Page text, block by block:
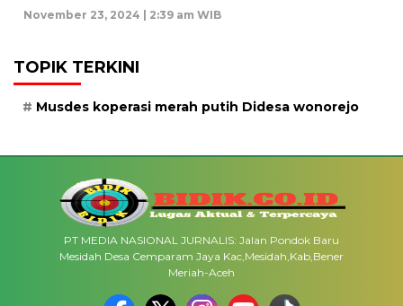
November 23, 2024 | 2:39 am WIB
TOPIK TERKINI
Musdes koperasi merah putih Didesa wonorejo
PT MEDIA NASIONAL JURNALIS: Jalan Pondok Baru
Mesidah Desa Cemparam Jaya Kac,Mesidah,Kab,Bener
Meriah-Aceh